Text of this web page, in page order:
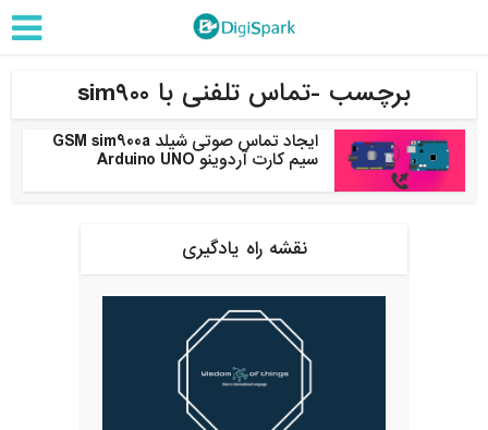
برچسب -تماس تلفنی با sim900
ایجاد تماس صوتی شیلد GSM sim900a
سیم کارت آردوینو Arduino UNO
نقشه راه یادگیری